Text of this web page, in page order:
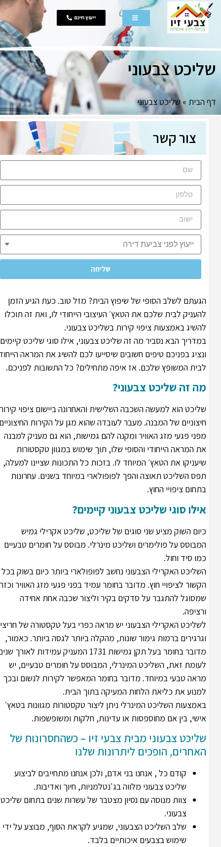
ייעוץ חינם
צבעוני
הבית» שליכט צבעוני
צור קשר
שליחה
הגעתם לשלב הסופי של שיפוץ הבית? מזל טוב. כעת הגיע הזמן
להעניק לבית שלכם את הטאץ׳ העיצובי הייחודי לו, ואת זה תוכלו
להשיג באמצעות ציפוי קירות בשליכט צבעוני.
במדריך הבא נסביר מה זה שליכט צבעוני, אילו סוגי שליכט קיימים
ונציג בפניכם טיפים חשובים שיסייעו לכם להשיג את המראה הייחודי
לבית המשופץ שלכם. אז איפה מתחילים? כל התשובות לפניכם.
מה זה שליכט צבעוני?
שליכט הוא למעשה השכבה השלישית והאחרונה ביישום ציפוי קירות
חיצוניים של המבנה. מעבר לעובדה שהוא מגן על הקירות החיצוניים
מפני פגעי מזג האוויר ומקנה להם גמישות, הוא גם מעניק למבנה
את המראה הייחודי והסופי שלו, תוך שימוש במגוון טקסטורות
שיעניקו את הטאץ׳ המיוחד לו. בזכות כל התכונות שציינו למעלה,
תפס השליכט תאוצה והפך לפופולארי במיוחד בשנים. עחרונות
בתחום ציפויי החוץ.
אילו סוגי שליכט צבעוני קיימים?
כיום השוק מציע שני סוגים של שליכט, שליכט אקרילי גמיש
המבוסס על פולימרים ושליכט מינרלי. מבוסס על חומרים טבעיים
כמו סיד וחול.
השליכט האקרילי הצבעוני נחשב לפופולארי ביותר כיום בשוק בכל
הקשור לציפויי חוץ. מדובר בחומר עמיד בפני פגעי מזג האוויר וכזה
שמסוגל להתגבר על סדקים בקיר וליצור שכבה אחת אחידה
ורציפה.
לשליכט האקרילי הצבעוני יש מראה כפרי בעל טקסטורה של חריצים
וגרגירים ברמות גימור שונות, מהקלה ביותר לגסה ביותר. כאמור,
מדובר בחומר בעל תקן גמישות 1731 המעניק עמידות לאורך שנים.
לעומת זאת, השליכט המינרלי, המבוסס על חומרים טבעיים, יש
מראה טבעי במיוחד. מדובר בחומר המאפשר לקירות לנשום ובכך
למנוע את כליאת הלחות המעיקה בתוך הבית.
באמצעות השליכט המינרלי ניתן ליצור טקסטורות מגוונות בטאץ׳
אישי, בין אם מחוספסות או עדינות, חלקות ומשופשפות.
שליכט צבעוני מבית צבעי זיו – כשהחסרונות של
האחרים, הופכים ליתרונות שלנו
קודם כל , אנחנו בני אדם, ולכן אנחנו מתחייבים לביצוע
שליכט צבעוני מלווה בג'נטלמניות, חיוך ואדיבות.
צוות מנוסה עם נסיון מצטבר של עשרות שנים בתחום שליכט
צבעוני.
שלב השליכט הצבעוני, שמגיע לקראת הסוף, מבוצע על ידי
שימוש בצבעים איכותיים בלבד.